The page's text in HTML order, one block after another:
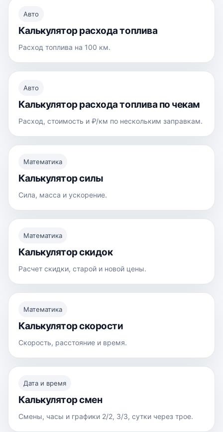
Авто
Калькулятор расхода топлива
Расход топлива на 100 км.
Авто
Калькулятор расхода топлива по чекам
Расход, стоимость и ₽/км по нескольким заправкам.
Математика
Калькулятор силы
Сила, масса и ускорение.
Математика
Калькулятор скидок
Расчет скидки, старой и новой цены.
Математика
Калькулятор скорости
Скорость, расстояние и время.
Дата и время
Калькулятор смен
Смены, часы и графики 2/2, 3/3, сутки через трое.